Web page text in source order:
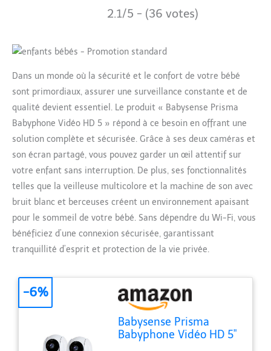
2.1/5 - (36 votes)
Dans un monde où la sécurité et le confort de votre bébé
sont primordiaux, assurer une surveillance constante et de
qualité devient essentiel. Le produit « Babysense Prisma
Babyphone Vidéo HD 5 » répond à ce besoin en offrant une
solution complète et sécurisée. Grâce à ses deux caméras et
son écran partagé, vous pouvez garder un œil attentif sur
votre enfant sans interruption. De plus, ses fonctionnalités
telles que la veilleuse multicolore et la machine de son avec
bruit blanc et berceuses créent un environnement apaisant
pour le sommeil de votre bébé. Sans dépendre du Wi-Fi, vous
bénéficiez d’une connexion sécurisée, garantissant
tranquillité d’esprit et protection de la vie privée.
Babysense Prisma
Babyphone Vidéo HD 5"
-6%